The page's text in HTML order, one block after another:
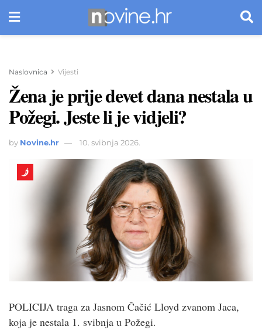
Naslovnica Vijesti
Žena je prije devet dana nestala u
Požegi. Jeste li je vidjeli?
by Novine.hr 10. svibnja 2026.
POLICIJA traga za Jasnom Čačić Lloyd zvanom Jaca,
koja je nestala 1. svibnja u Požegi.